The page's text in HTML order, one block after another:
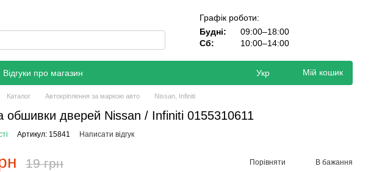
Графік роботи:
Будні:
09:00–18:00
Сб:
10:00–14:00
Відгуки про магазин Укр Мій кошик
Каталог Автокріплення за маркою авто Nissan, Infiniti
обшивки дверей Nissan / Infiniti 0155310611
Артикул: 15841 Написати відгук
19 грн Порівняти В бажання